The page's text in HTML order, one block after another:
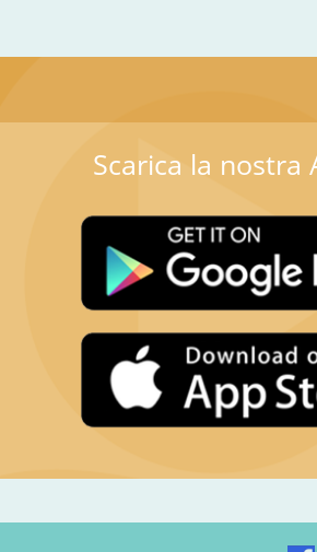
Scarica la nostra